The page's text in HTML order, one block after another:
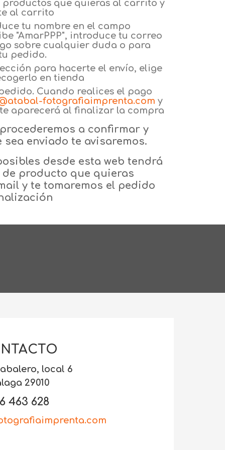
productos que quieras al carrito y
al carrito
tu nombre en el campo
"AmarPPP", introduce tu correo
sobre cualquier duda o para
pedido.
para hacerte el envío, elige
en tienda
Cuando realices el pago
fotografiaimprenta.com y
aparecerá al finalizar la compra
a confirmar y
enviado te avisaremos.
desde esta web tendrá
producto que quieras
y te tomaremos el pedido
local 6
29010
463 628